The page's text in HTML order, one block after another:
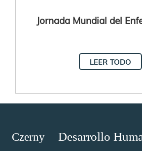
Jornada Mundial del
LEER TODO
Czerny Desarrollo